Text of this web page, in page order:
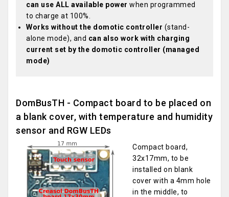
can use ALL available power when programmed
to charge at 100%.
Works without the domotic controller (stand-
alone mode), and can also work with charging
current set by the domotic controller (managed
mode)
DomBusTH - Compact board to be placed on
a blank cover, with temperature and humidity
sensor and RGW LEDs
Compact board,
32x17mm, to be
installed on blank
cover with a 4mm hole
in the middle, to